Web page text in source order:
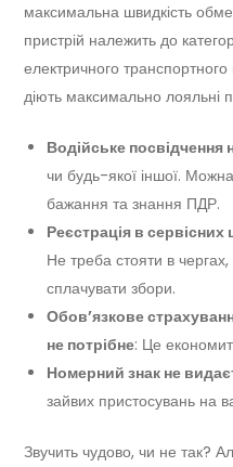
максимальна швидкість
пристрій належить до
електричного
діють максимально лояльні
Водійське посвідчення
чи будь-якої іншої.
бажання та знання ПДР.
Реєстрація в
Не треба стояти в
сплачувати збори.
Обов’язкове
не потрібне: Це
Номерний знак не
зайвих пристосувань на
Звучить чудово, чи не так?